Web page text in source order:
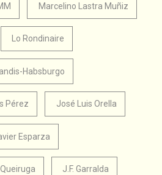
Marcelino Lastra Muñiz
Lo Rondinaire
Habsburgo
Pérez José Luis Orella
Esparza
J.F. Garralda